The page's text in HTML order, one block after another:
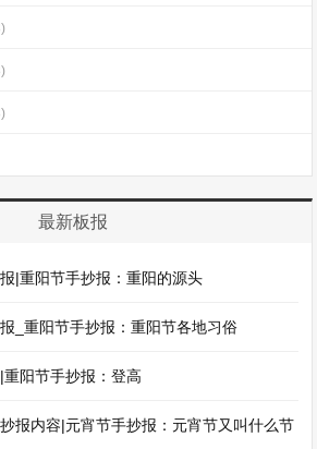
最新板报
|重阳节手抄报：重阳的源头
_重阳节手抄报：重阳节各地习俗
阳节手抄报：登高
报内容|元宵节手抄报：元宵节又叫什么节